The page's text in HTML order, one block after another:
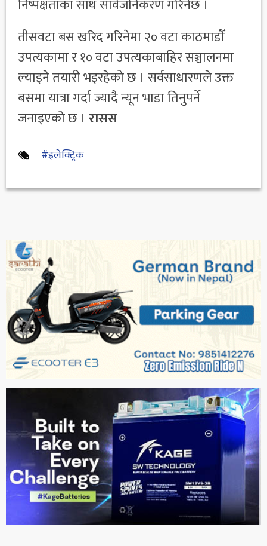
निष्पक्षताका साथ सार्वजनिकरण गरिनेछ ।
तीसवटा बस खरिद गरिनेमा २० वटा काठमाडौँ
उपत्यकामा र १० वटा उपत्यकाबाहिर सञ्चालनमा
ल्याइने तयारी भइरहेको छ । सर्वसाधारणले उक्त
बसमा यात्रा गर्दा ज्यादै न्यून भाडा तिनुपर्ने
जनाइएको छ । रासस
#इलेक्ट्रिक